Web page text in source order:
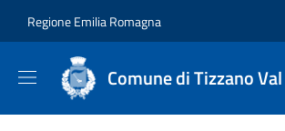
Regione Emilia Romagna
Comune di Tizzano